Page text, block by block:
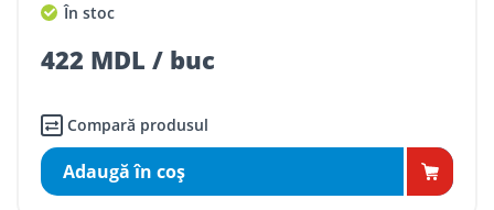
În stoc
422 MDL / buc
Compară produsul
Adaugă în coş